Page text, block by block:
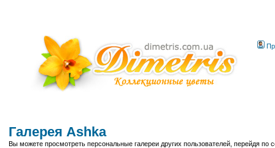
Галерея Ashka
Вы можете просмотреть персональные галереи других пользователей, перейдя по